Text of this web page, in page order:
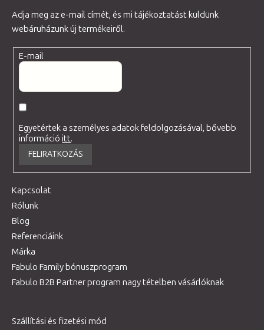
Adja meg az e-mail címét, és mi tájékoztatást küldünk
webáruházunk új termékeiről.
E-mail
Egyetértek a személyes adatok feldolgozásával, bővebb
információitt.
FELIRATKOZÁS
Kapcsolat
Rólunk
Blog
Referenciáink
Márka
Fabulo Family bónuszprogram
Fabulo B2B Partner program nagy tételben vásárlóknak
Szállítási és fizetési mód